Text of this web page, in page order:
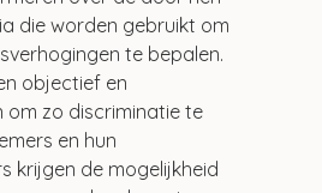
die worden gebruikt om
te bepalen.
objectief en
om zo discriminatie te
en hun
krijgen de mogelijkheid